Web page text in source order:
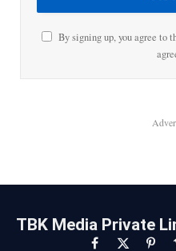
By signing up, you agree to
TBK Media Private